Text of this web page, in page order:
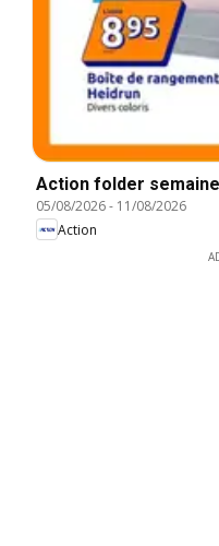
Action folder
05/08/2026- 11/08/2026
Action